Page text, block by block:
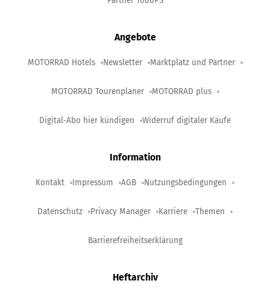
Angebote
MOTORRAD Hotels Newsletter Marktplatz und Partner
MOTORRAD Tourenplaner MOTORRAD plus
Digital-Abo hier kündigen Widerruf digitaler Käufe
Information
Kontakt Impressum AGB Nutzungsbedingungen
Datenschutz Privacy Manager Karriere Themen
Barrierefreiheitserklärung
Heftarchiv